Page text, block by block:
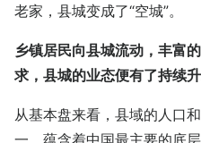
老家，县城变成了“空城”。
乡镇居民向县城流动，丰富
求，县城的业态便有了持续升
从基本盘来看，县域的人口
一，蕴含着中国最主要的底层